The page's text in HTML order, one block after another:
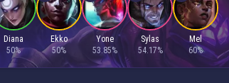
Diana
50%
Ekko
50%
Yone
53.85%
Sylas
54.17%
Mel
60%